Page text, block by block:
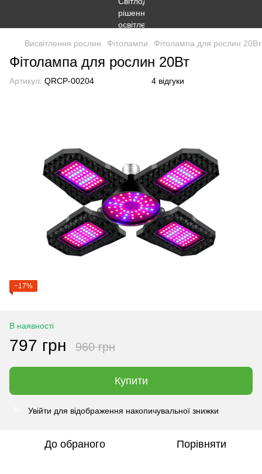
Висвітлення рослин Фітолампи Фітолампа для рослин 20Вт
Фітолампа для рослин 20Вт
Артикул: QRCP-00204 4 відгуки
−17%
В наявності
797 грн 960 грн
Купити
Увійти для відображення накопичувальної знижки
До обраного Порівняти